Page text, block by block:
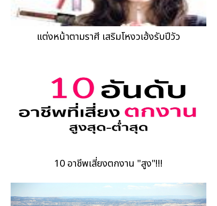
แต่งหน้าตามราศี เสริมโหงวเฮ้งรับปีวัว
10 อาชีพเสี่ยงตกงาน "สูง"!!!